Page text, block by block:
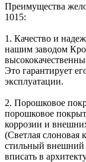
Преимущества
1015:
1. Качество и
нашим заводом
Это гарантирует
эксплуатации.
2. Порошковое
порошковое
коррозии и
(Светлая слоновая
стильный внешний
вписать в